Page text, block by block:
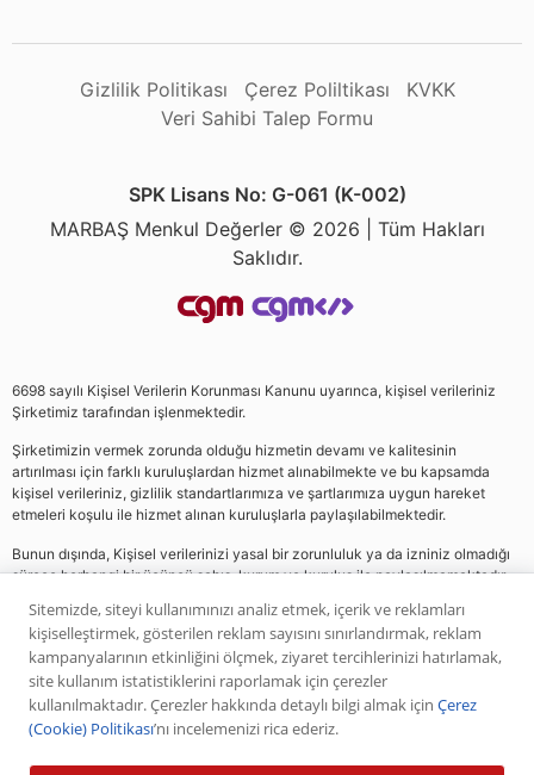
Gizlilik Politikası Çerez Poliltikası
KVKK
Veri Sahibi Talep Formu
SPK Lisans No: G-061 (K-002)
MARBAŞ Menkul Değerler © 2026 | Tüm Hakları
Saklıdır.
6698 sayılı Kişisel Verilerin Korunması Kanunu uyarınca, kişisel verileriniz
Şirketimiz tarafından işlenmektedir.
Şirketimizin vermek zorunda olduğu hizmetin devamı ve kalitesinin
artırılması için farklı kuruluşlardan hizmet alınabilmekte ve bu kapsamda
kişisel verileriniz, gizlilik standartlarımıza ve şartlarımıza uygun hareket
etmeleri koşulu ile hizmet alınan kuruluşlarla paylaşılabilmektedir.
Bunun dışında, Kişisel verilerinizi yasal bir zorunluluk ya da izniniz olmadığı
sürece herhangi bir üçüncü şahıs, kurum ve kuruluş ile paylaşılmamaktadır.
Web sitemizde yer alan analiz, yorum ve tavsiyeler yatırım danışmanlığı
kapsamında değildir. Bu tavsiyeler genel nitelikte olup, özel olarak sizin mali
durumunuz ile risk ve getiri tercihlerinize uygun olarak hazırlanmamıştır. Bu
nedenle, sadece burada yer alan bilgilere dayanılarak yatırım kararı verilmesi
beklentilerinize uygun sonuçlar doğurmayabilir. Yapılan tüm yorumlar
Sitemizde, siteyi kullanımınızı analiz etmek, içerik ve reklamları
kişiselleştirmek, gösterilen reklam sayısını sınırlandırmak, reklam
kampanyalarının etkinliğini ölçmek, ziyaret tercihlerinizi hatırlamak,
site kullanım istatistiklerini raporlamak için çerezler
kullanılmaktadır. Çerezler hakkında detaylı bilgi almak için Çerez
(Cookie) Politikası’nı incelemenizi rica ederiz.